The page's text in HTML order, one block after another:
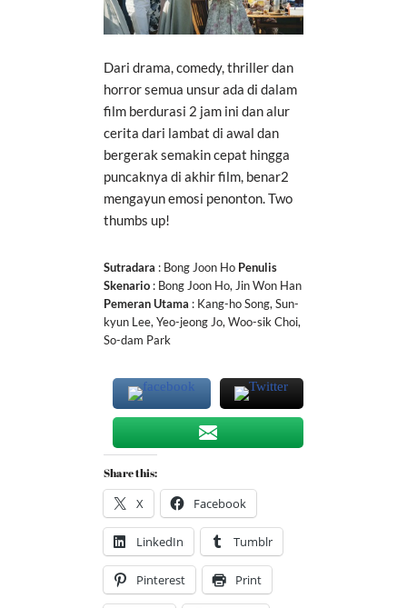
Dari drama, comedy, thriller dan
horror semua unsur ada di dalam
film berdurasi 2 jam ini dan alur
cerita dari lambat di awal dan
bergerak semakin cepat hingga
puncaknya di akhir film, benar2
mengayun emosi penonton. Two
thumbs up!
Sutradara : Bong Joon Ho Penulis
Skenario : Bong Joon Ho, Jin Won Han
PemeranUtama : Kang-ho Song, Sun-
kyun Lee, Yeo-jeong Jo, Woo-sik Choi,
So-dam Park
Share this:
X Facebook
LinkedIn Tumblr
Pinterest Print